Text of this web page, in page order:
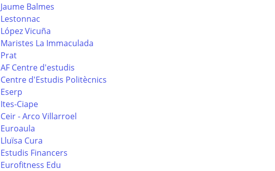
Jaume Balmes
Lestonnac
López Vicuña
Maristes La Immaculada
Prat
AF Centre d'estudis
Centre d'Estudis Politècnics
Eserp
Ites-Ciape
Ceir - Arco Villarroel
Euroaula
Lluïsa Cura
Estudis Financers
Eurofitness Edu